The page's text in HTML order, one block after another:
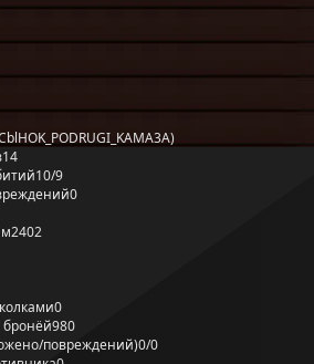
14
10/9
0
2402
0
980
повреждений)0/0